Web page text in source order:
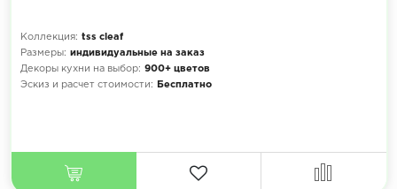
Коллекция: tss cleaf
Размеры: индивидуальные на заказ
Декоры кухни на выбор: 900+ цветов
Эскиз и расчет стоимости:
Бесплатно